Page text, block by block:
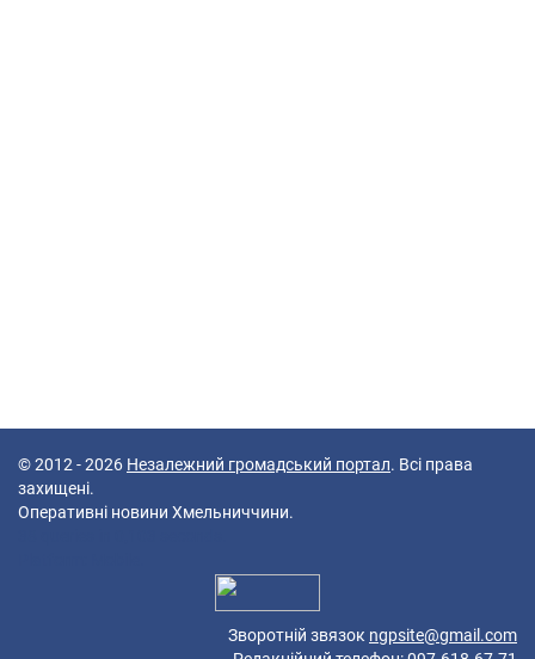
© 2012 - 2026 Незалежний громадський портал. Всі права
захищені.
Оперативні новини Хмельниччини.
Зворотній звязок ngpsite@gmail.com